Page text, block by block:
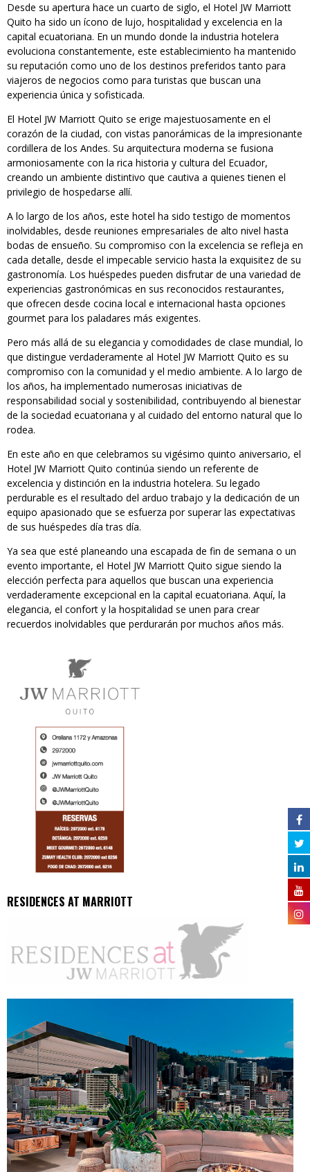
Desde su apertura hace un cuarto de siglo, el Hotel JW Marriott
Quito ha sido un ícono de lujo, hospitalidad y excelencia en la
capital ecuatoriana. En un mundo donde la industria hotelera
evoluciona constantemente, este establecimiento ha mantenido
su reputación como uno de los destinos preferidos tanto para
viajeros de negocios como para turistas que buscan una
experiencia única y sofisticada.
El Hotel JW Marriott Quito se erige majestuosamente en el
corazón de la ciudad, con vistas panorámicas de la impresionante
cordillera de los Andes. Su arquitectura moderna se fusiona
armoniosamente con la rica historia y cultura del Ecuador,
creando un ambiente distintivo que cautiva a quienes tienen el
privilegio de hospedarse allí.
A lo largo de los años, este hotel ha sido testigo de momentos
inolvidables, desde reuniones empresariales de alto nivel hasta
bodas de ensueño. Su compromiso con la excelencia se refleja en
cada detalle, desde el impecable servicio hasta la exquisitez de su
gastronomía. Los huéspedes pueden disfrutar de una variedad de
experiencias gastronómicas en sus reconocidos restaurantes,
que ofrecen desde cocina local e internacional hasta opciones
gourmet para los paladares más exigentes.
Pero más allá de su elegancia y comodidades de clase mundial, lo
que distingue verdaderamente al Hotel JW Marriott Quito es su
compromiso con la comunidad y el medio ambiente. A lo largo de
los años, ha implementado numerosas iniciativas de
responsabilidad social y sostenibilidad, contribuyendo al bienestar
de la sociedad ecuatoriana y al cuidado del entorno natural que lo
rodea.
En este año en que celebramos su vigésimo quinto aniversario, el
Hotel JW Marriott Quito continúa siendo un referente de
excelencia y distinción en la industria hotelera. Su legado
perdurable es el resultado del arduo trabajo y la dedicación de un
equipo apasionado que se esfuerza por superar las expectativas
de sus huéspedes día tras día.
Ya sea que esté planeando una escapada de fin de semana o un
evento importante, el Hotel JW Marriott Quito sigue siendo la
elección perfecta para aquellos que buscan una experiencia
verdaderamente excepcional en la capital ecuatoriana. Aquí, la
elegancia, el confort y la hospitalidad se unen para crear
recuerdos inolvidables que perdurarán por muchos años más.
RESIDENCES AT MARRIOTT